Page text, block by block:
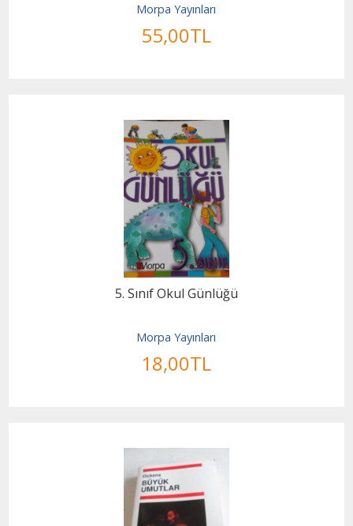
Morpa Yayınları
55,00TL
5. Sınıf Okul Günlüğü
Morpa Yayınları
18,00TL